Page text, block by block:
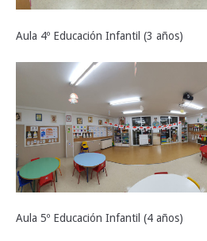
Aula 4º Educación Infantil (3 años)
Aula 5º Educación Infantil (4 años)